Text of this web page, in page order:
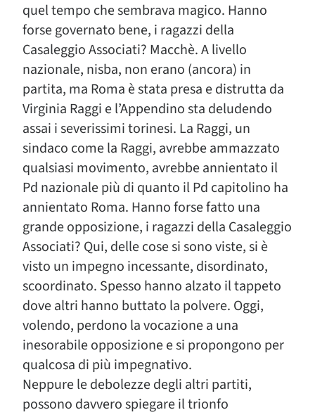
quel tempo che sembrava magico. Hanno
forse governato bene, i ragazzi della
Casaleggio Associati? Macchè. A livello
nazionale, nisba, non erano (ancora) in
partita, ma Roma è stata presa e distrutta da
Virginia Raggi e l’Appendino sta deludendo
assai i severissimi torinesi. La Raggi, un
sindaco come la Raggi, avrebbe ammazzato
qualsiasi movimento, avrebbe annientato il
Pd nazionale più di quanto il Pd capitolino ha
annientato Roma. Hanno forse fatto una
grande opposizione, i ragazzi della Casaleggio
Associati? Qui, delle cose si sono viste, si è
visto un impegno incessante, disordinato,
scoordinato. Spesso hanno alzato il tappeto
dove altri hanno buttato la polvere. Oggi,
volendo, perdono la vocazione a una
inesorabile opposizione e si propongono per
qualcosa di più impegnativo.
Neppure le debolezze degli altri partiti,
possono davvero spiegare il trionfo